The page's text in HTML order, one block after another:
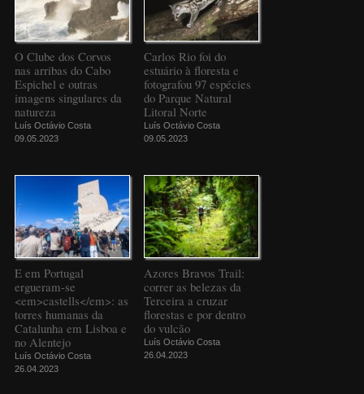
O Clube dos Corvos
nas arribas do Cabo
Espichel e outras
imagens singulares da
natureza
Luís Octávio Costa
09.05.2023
Carlos Rio foi do
estuário à floresta e
fotografou 97 espécies
do Parque Natural
Litoral Norte
Luís Octávio Costa
09.05.2023
E em Portugal
ergueram-se
<em>castells</em>: as
torres humanas da
Catalunha em Lisboa e
no Alentejo
Luís Octávio Costa
26.04.2023
Azores Bravos Trail:
correr as belezas da
Terceira a cruzar
florestas e por dentro
do vulcão
Luís Octávio Costa
26.04.2023